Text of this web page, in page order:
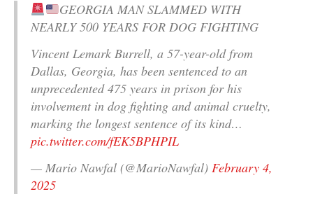
GEORGIA MAN SLAMMED WITH
NEARLY 500 YEARS FOR DOG FIGHTING
Vincent Lemark Burrell, a 57-year-old from
Dallas, Georgia, has been sentenced to an
unprecedented 475 years in prison for his
involvement in dog fighting and animal cruelty,
marking the longest sentence of its kind…
pic.twitter.com/fEK5BPHPIL
— Mario Nawfal (@MarioNawfal) February 4,
2025